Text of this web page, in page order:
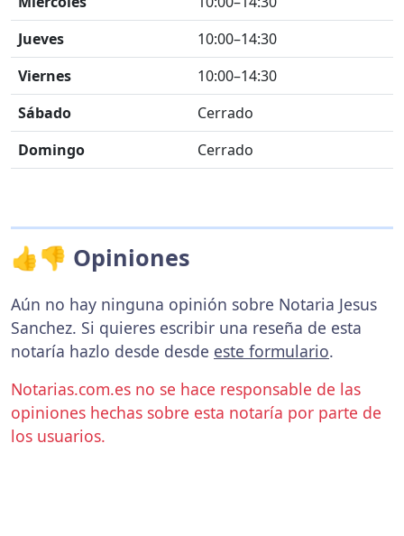
Jueves
10:00–14:30
Viernes
10:00–14:30
Sábado
Cerrado
Domingo
Cerrado
👍👎 Opiniones
Aún no hay ninguna opinión sobre Notaria Jesus
Sanchez. Si quieres escribir una reseña de esta
notaría hazlo desde desde este formulario.
Notarias.com.es no se hace responsable de las
opiniones hechas sobre esta notaría por parte de
los usuarios.